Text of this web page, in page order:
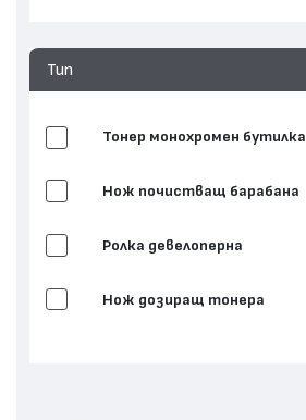
Тип
Тонер монохромен бутилка
Нож почистващ барабана
Ролка девелоперна
Нож дозиращ тонера